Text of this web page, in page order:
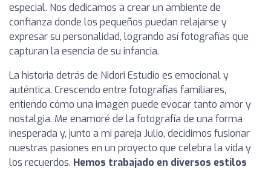
especial. Nos dedicamos a crear un ambiente de
confianza donde los pequeños puedan relajarse y
expresar su personalidad, logrando así fotografías que
capturan la esencia de su infancia.
La historia detrás de Nidori Estudio es emocional y
auténtica. Crescendo entre fotografías familiares,
entiendo cómo una imagen puede evocar tanto amor y
nostalgia. Me enamoré de la fotografía de una forma
inesperada y, junto a mi pareja Julio, decidimos fusionar
nuestras pasiones en un proyecto que celebra la vida y
los recuerdos. Hemos trabajado en diversos estilos